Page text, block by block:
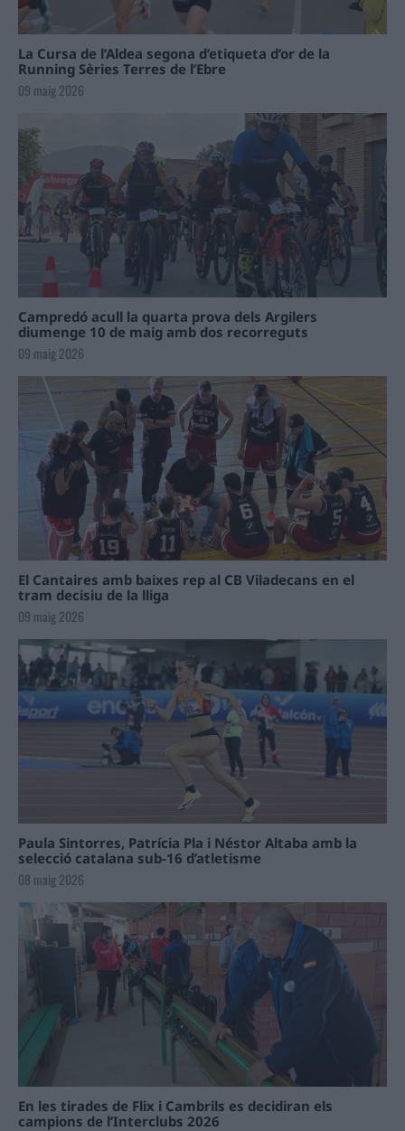
La Cursa de l’Aldea segona d’etiqueta d’or de la
Running Sèries Terres de l’Ebre
09 maig 2026
Campredó acull la quarta prova dels Argilers
diumenge 10 de maig amb dos recorreguts
09 maig 2026
El Cantaires amb baixes rep al CB Viladecans en el
tram decisiu de la lliga
09 maig 2026
Paula Sintorres, Patrícia Pla i Néstor Altaba amb la
selecció catalana sub-16 d’atletisme
08 maig 2026
En les tirades de Flix i Cambrils es decidiran els
campions de l’Interclubs 2026